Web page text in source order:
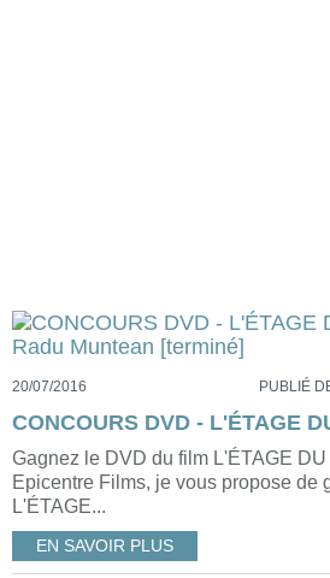
20/07/2016 PUBLIÉ
Gagnez le DVD du film L'ÉTAGE
Epicentre Films, je vous propose de
L'ÉTAGE...
EN SAVOIR PLUS